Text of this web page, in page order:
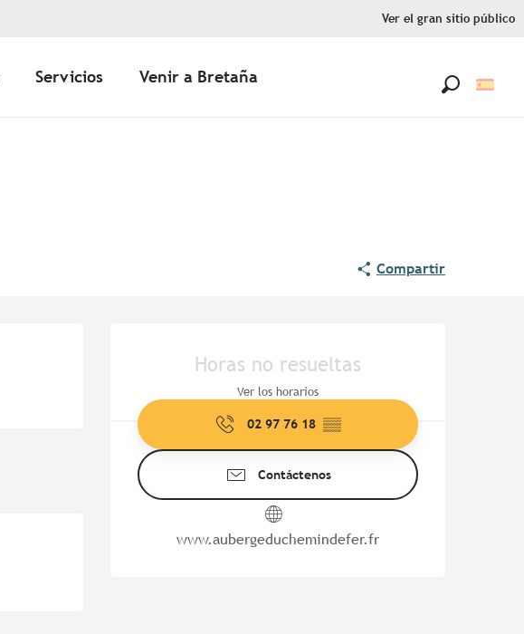
Ver el gran sitio público
Servicios Venir a Bretaña
Compartir
Horas no resueltas
Ver los horarios
02 97 76 18 ▒▒
Contáctenos
www.aubergeduchemindefer.fr